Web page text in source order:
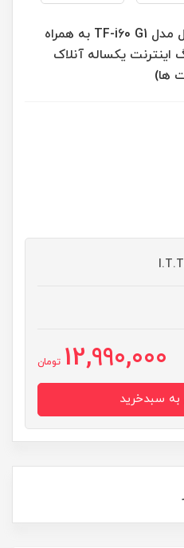
⭐ مودم 4G/TD-LTE ایرانسل مدل TF-i60 G1 به همراه
دو قلو و 500 گیگ اینترنت یکساله آنلاک
ها)
12,990,000 تومان